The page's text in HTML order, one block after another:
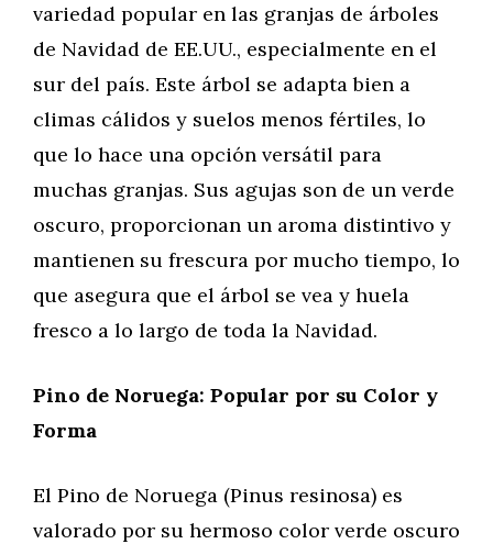
variedad popular en las granjas de árboles
de Navidad de EE.UU., especialmente en el
sur del país. Este árbol se adapta bien a
climas cálidos y suelos menos fértiles, lo
que lo hace una opción versátil para
muchas granjas. Sus agujas son de un verde
oscuro, proporcionan un aroma distintivo y
mantienen su frescura por mucho tiempo, lo
que asegura que el árbol se vea y huela
fresco a lo largo de toda la Navidad.
Pino de Noruega: Popular por su Color y
Forma
El Pino de Noruega (Pinus resinosa) es
valorado por su hermoso color verde oscuro